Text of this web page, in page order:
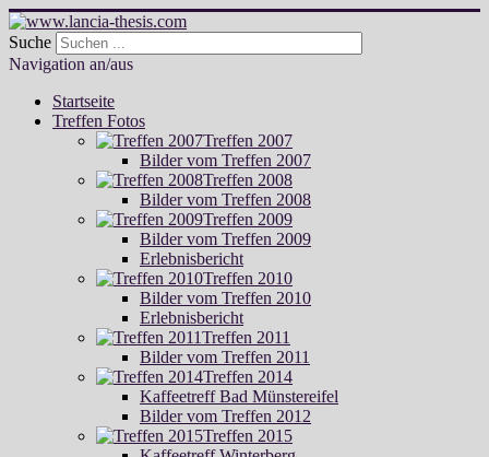
Suche
Navigation an/aus
Startseite
Treffen Fotos
Treffen 2007
Bilder vom Treffen 2007
Treffen 2008
Bilder vom Treffen 2008
Treffen 2009
Bilder vom Treffen 2009
Erlebnisbericht
Treffen 2010
Bilder vom Treffen 2010
Erlebnisbericht
Treffen 2011
Bilder vom Treffen 2011
Treffen 2014
Kaffeetreff Bad Münstereifel
Bilder vom Treffen 2012
Treffen 2015